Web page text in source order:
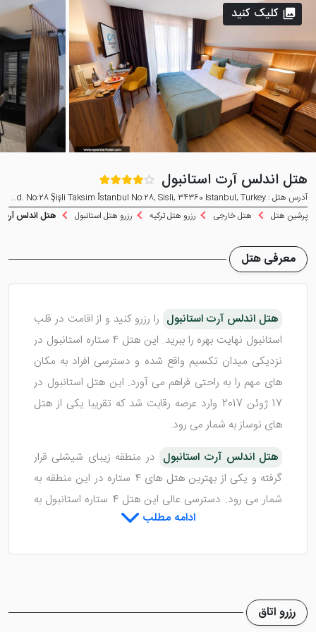
هتل اندلس آرت استانبول
آدرس هتل : İnönü Mahallesi, Elmadağ Cad. No:28 Şişli Taksim İstanbul No:28, Sisli, 34360 Istanbul, Turkey
پرشین هتل
هتل خارجی رزرو هتل ترکیه رزرو هتل استانبول هتل اندلس آرت
کلیک کنید
معرفی هتل
هتل اندلس آرت استانبول را رزرو کنید و از اقامت در قلب
استانبول نهایت بهره را ببرید. این هتل 4 ستاره استانبول در
نزدیکی میدان تکسیم واقع شده و دسترسی افراد به مکان
های مهم را به راحتی فراهم می آورد. این هتل استانبول در
17 ژوئن 2017 وارد عرصه رقابت شد که تقریبا یکی از هتل
های نوساز به شمار می رود.
هتل اندلس آرت استانبول در منطقه زیبای شیشلی قرار
گرفته و یکی از بهترین هتل های 4 ستاره در این منطقه به
شمار می رود. دسترسی عالی این هتل 4 ستاره استانبول به
میدان تکسیم، خیابان استقلال و خیابان شیشلی سبب شده
اتاق های هتل اندلس آرت استانبول
ادامه مطلب
رزرو اتاق